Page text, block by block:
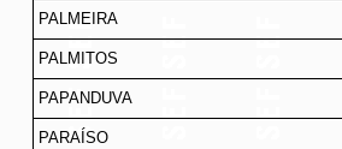
PALMEIRA
PALMITOS
PAPANDUVA
PARAÍSO